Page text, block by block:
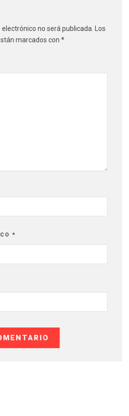
no será publicada.
Los
marcados con *
*